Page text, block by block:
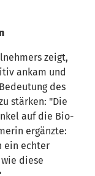
zeigt,
ankam und
des
stärken: "Die
auf die Bio-
ergänzte:
ein echter
diese